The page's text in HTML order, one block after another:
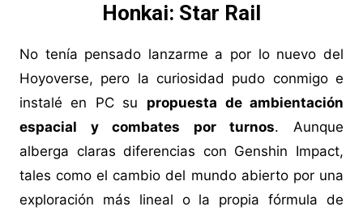
Honkai: Star Rail
No tenía pensado lanzarme a por lo nuevo del
Hoyoverse, pero la curiosidad pudo conmigo e
instalé en PC su propuesta de ambientación
espacial y combates por turnos. Aunque
alberga claras diferencias con Genshin Impact,
tales como el cambio del mundo abierto por una
exploración más lineal o la propia fórmula de